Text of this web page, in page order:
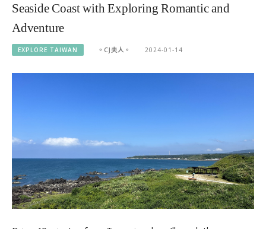
Seaside Coast with Exploring Romantic and
Adventure
EXPLORE TAIWAN 。CJ夫人。 2024-01-14